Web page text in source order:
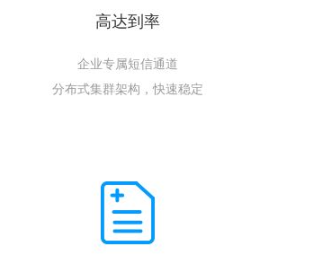
高达到率
企业专属短信通道
分布式集群架构，快速稳定